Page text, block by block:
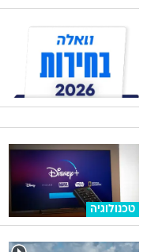
טכנולוגיה